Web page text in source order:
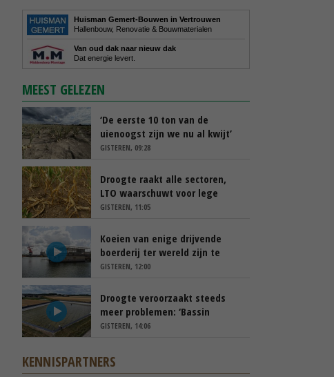
Huisman Gemert-Bouwen in Vertrouwen
Hallenbouw, Renovatie & Bouwmaterialen
Van oud dak naar nieuw dak
Dat energie levert.
MEEST GELEZEN
‘De eerste 10 ton van de
uienoogst zijn we nu al kwijt’
GISTEREN, 09:28
Droogte raakt alle sectoren,
LTO waarschuwt voor lege
schappen
GISTEREN, 11:05
Koeien van enige drijvende
boerderij ter wereld zijn te
koop
GISTEREN, 12:00
Droogte veroorzaakt steeds
meer problemen: ‘Bassin
afgelopen week al leeg’
GISTEREN, 14:06
KENNISPARTNERS